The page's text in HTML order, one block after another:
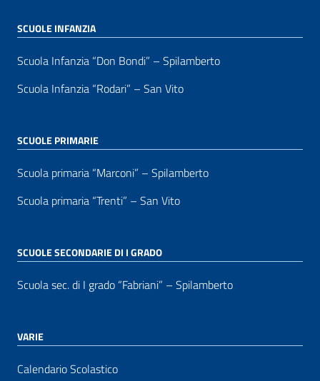
SCUOLE INFANZIA
Scuola Infanzia “Don Bondi” – Spilamberto
Scuola Infanzia “Rodari” – San Vito
SCUOLE PRIMARIE
Scuola primaria “Marconi” – Spilamberto
Scuola primaria “Trenti” – San Vito
SCUOLE SECONDARIE DI I GRADO
Scuola sec. di I grado “Fabriani” – Spilamberto
VARIE
Calendario Scolastico